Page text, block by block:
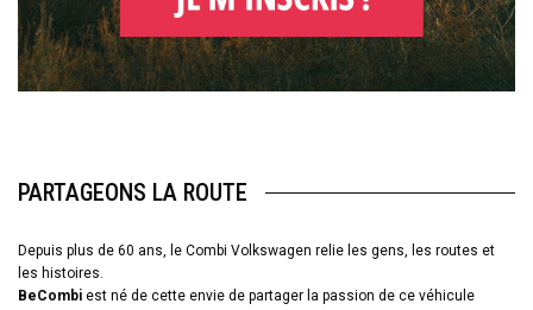
PARTAGEONS LA ROUTE
Depuis plus de 60 ans, le Combi Volkswagen relie les gens, les routes et
les histoires.
BeCombi est né de cette envie de partager la passion de ce véhicule